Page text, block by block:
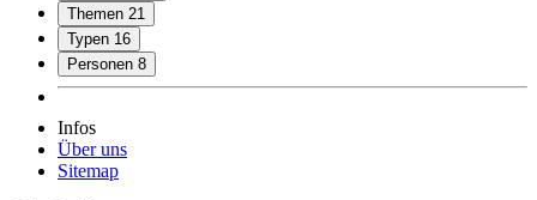
Themen 21
Typen 16
Personen 8
Infos
Über uns
Sitemap